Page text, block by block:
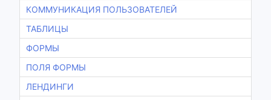
КОММУНИКАЦИЯ ПОЛЬЗОВАТЕЛЕЙ
ТАБЛИЦЫ
ФОРМЫ
ПОЛЯ ФОРМЫ
ЛЕНДИНГИ